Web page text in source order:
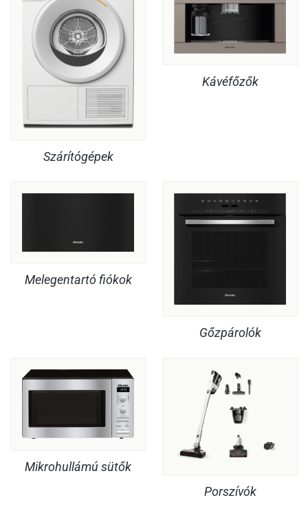
Szárítógépek
Kávéfőzők
Melegentartó fiókok
Gőzpárolók
Mikrohullámú sütők
Porszívók